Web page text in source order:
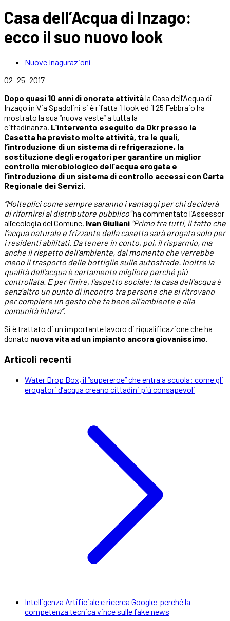
Casa dell’Acqua di Inzago:
ecco il suo nuovo look
Nuove Inagurazioni
02_25_2017
Dopo quasi 10 anni di onorata attivitàla Casa dell’Acqua di
Inzago in Via Spadolini si è rifatta il look ed il 25 Febbraio ha
mostrato la sua “nuova veste” a tutta la
cittadinanza. L’intervento eseguito da Dkr presso la
Casetta ha previsto molte attività, tra le quali,
l’introduzione di un sistema di refrigerazione, la
sostituzione degli erogatori per garantire un miglior
controllo microbiologico dell’acqua erogata e
l’introduzione di un sistema di controllo accessi con Carta
Regionale dei Servizi.
“Molteplici come sempre saranno i vantaggi per chi deciderà
di rifornirsi al distributore pubblico“ha commentato l’Assessor
all’ecologia del Comune, Ivan Giuliani “Primo fra tutti, il fatto che
l’acqua naturale e frizzante della casetta sarà erogata solo per
i residenti abilitati. Da tenere in conto, poi, il risparmio, ma
anche il rispetto dell’ambiente, dal momento che verrebbe
meno il trasporto delle bottiglie sulle autostrade. Inoltre la
qualità dell’acqua è certamente migliore perché più
controllata. E per finire, l’aspetto sociale: la casa dell’acqua è
senz’altro un punto di incontro tra persone che si ritrovano
per compiere un gesto che fa bene all’ambiente e alla
comunità intera”.
Si è trattato di un importante lavoro di riqualificazione che ha
donato nuova vita ad un impianto ancora giovanissimo.
Articoli recenti
Water Drop Box, il “supereroe” che entra a scuola: come gli
erogatori d’acqua creano cittadini più consapevoli
Intelligenza Artificiale e ricerca Google: perché la
competenza tecnica vince sulle fake news